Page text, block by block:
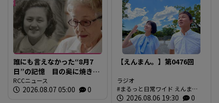
誰にも言えなかった“8月7
日”の記憶 目の奥に焼き付
く「1年生のゆきちゃん」の
姿 94歳の被爆者が今、口
RCCニュース
2026.08.07 05:00 0
【えんまん。】第0476回
ラジオ
まるっと日常ワイド えんま
ん。 放送内容
2026.08.06 19:30 0